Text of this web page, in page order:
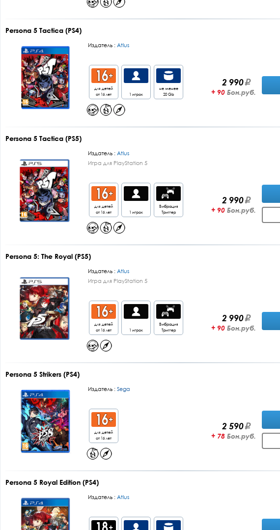
Persona 5 Tactica (PS4)
Издатель :Atlus
для детей
от 16 лет
1 игрок
не менее
20 Gb
2 990
+ 90 Бон.руб.
Persona 5 Tactica (PS5)
Издатель :Atlus
Игра для PlayStation 5
для детей
от 16 лет
1 игрок
Вибрация
Триггер
2 990
+ 90 Бон.руб.
Persona 5: The Royal (PS5)
Издатель :Atlus
Игра для PlayStation 5
для детей
от 16 лет
1 игрок
Вибрация
Триггер
2 990
+ 90 Бон.руб.
Persona 5 Strikers (PS4)
Издатель :Sega
для детей
от 16 лет
2 590
+ 78 Бон.руб.
Persona 5 Royal Edition (PS4)
Издатель :Atlus